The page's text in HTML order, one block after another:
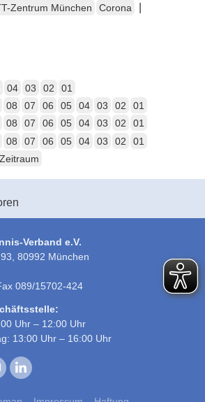
Zentrum München Corona
04 03 02 01
08 07 06 05 04 03 02 01
08 07 06 05 04 03 02 01
08 07 06 05 04 03 02
01
Verband e.V.
80992 München
089/15702-424
Uhr – 12:00 Uhr
13:00 Uhr – 16:00 Uhr